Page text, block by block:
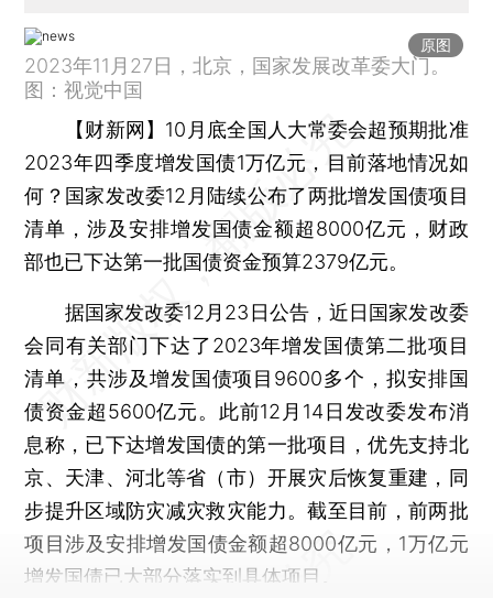
原图
2023年11月27日，北京，国家发展改革委大门。
图：视觉中国
【财新网】 10月底全国人大常委会超预期批准
2023年四季度增发国债1万亿元，目前落地情况如
何？国家发改委12月陆续公布了两批增发国债项目
清单，涉及安排增发国债金额超8000亿元，财政
部也已下达第一批国债资金预算2379亿元。
据国家发改委12月23日公告，近日国家发改委
会同有关部门下达了2023年增发国债第二批项目
清单，共涉及增发国债项目9600多个，拟安排国
债资金超5600亿元。此前12月14日发改委发布消
息称，已下达增发国债的第一批项目，优先支持北
京、天津、河北等省（市）开展灾后恢复重建，同
步提升区域防灾减灾救灾能力。截至目前，前两批
项目涉及安排增发国债金额超8000亿元，1万亿元
增发国债已大部分落实到具体项目。